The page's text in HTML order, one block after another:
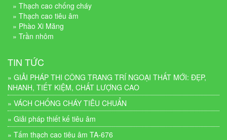
» Thạch cao chống cháy
» Thạch cao tiêu âm
» Phào Xi Măng
» Trần nhôm
TIN TỨC
» GIẢI PHÁP THI CÔNG TRANG TRÍ NGOẠI THẤT MỚI: ĐẸP,
NHANH, TIẾT KIỆM, CHẤT LƯỢNG CAO
» VÁCH CHỐNG CHÁY TIÊU CHUẨN
» Giải pháp thiết kế tiêu âm
» Tấm thạch cao tiêu âm TA-676